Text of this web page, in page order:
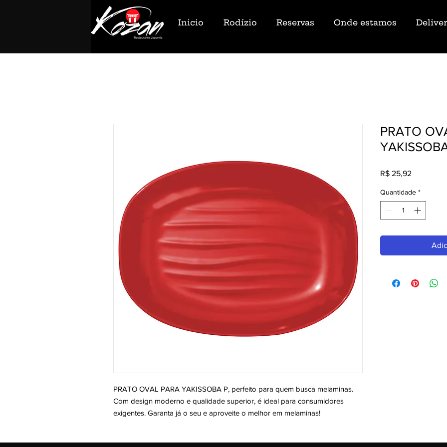
Inicio Rodízio Reservas Onde estamos
PRATO OVAL PARA YAKISSOBA P, perfeito para quem busca melaminas.
Com design moderno e qualidade superior, é ideal para consumidores
exigentes. Garanta já o seu e aproveite o melhor em melaminas!
PRATO
R$ 25,92Preço
Quantidade *